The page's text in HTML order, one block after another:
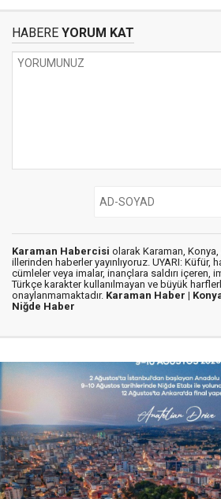
HABERE YORUM KAT
Karaman Habercisi olarak Karaman,
illerinden haberler yayınlıyoruz. UYARI: Küfür,
cümleler veya imalar, inançlara saldırı içeren,
Türkçe karakter kullanılmayan ve büyük
onaylanmamaktadır. Karaman Haber |
Niğde Haber